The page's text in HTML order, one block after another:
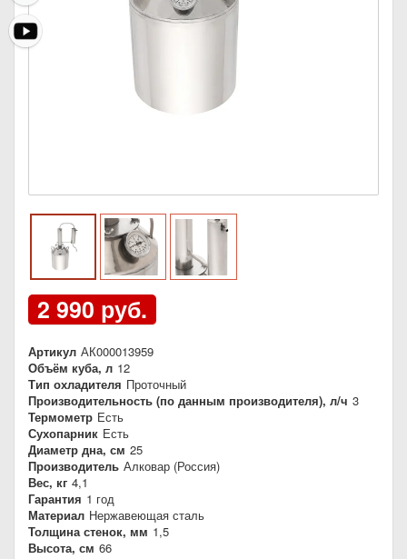
2 990 руб.
Артикул АК000013959
Объём куба, л 12
Тип охладителя Проточный
Производительность (по данным производителя), л/ч 3
Термометр Есть
Сухопарник Есть
Диаметр дна, см 25
Производитель Алковар (Россия)
Вес, кг 4,1
Гарантия 1 год
Материал Нержавеющая сталь
Толщина стенок, мм 1,5
Высота, см 66